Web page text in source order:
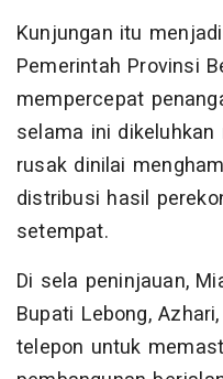
Kunjungan itu
Pemerintah Provinsi
mempercepat
selama ini
rusak dinilai
distribusi hasil
setempat.
Di sela peninjauan,
Bupati Lebong,
telepon untuk